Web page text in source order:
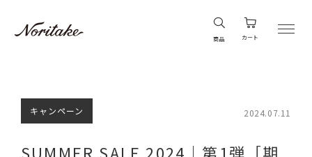
商品 カート
キャンペーン 2024.07.11
SUMMER SALE 2024｜第1弾［期